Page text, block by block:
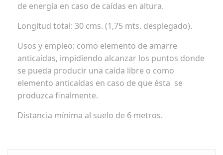
de energía en caso de caídas en altura.
Longitud total: 30 cms. (1,75 mts. desplegado).
Usos y empleo: como elemento de amarre
anticaídas, impidiendo alcanzar los puntos donde
se pueda producir una caída libre o como
elemento anticaídas en caso de que ésta se
produzca finalmente.
Distancia mínima al suelo de 6 metros.